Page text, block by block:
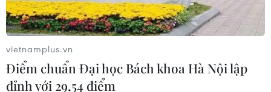
Các khoản hoàn thuế tác động tích
cực đến kết quả kinh doanh của
doanh nghiệp Mỹ
09/08/2026 04:35
vietnamplus.vn
Điểm chuẩn Đại học Bách khoa Hà Nội lập
đỉnh với 29,54 điểm